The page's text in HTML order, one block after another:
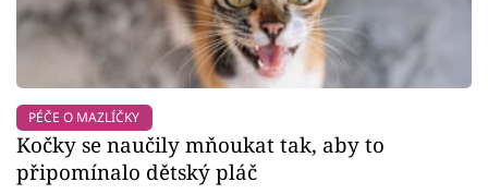
PÉČE O MAZLÍČKY
Kočky se naučily mňoukat tak, aby to
připomínalo dětský pláč